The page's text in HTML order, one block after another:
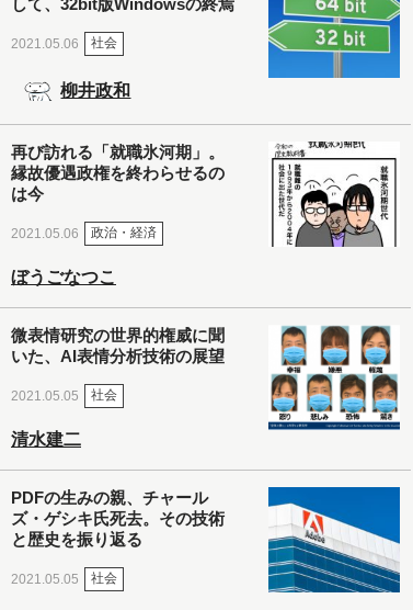
2021.05.06 社会
柳井政和
再び訪れる「就職氷河期」。
縁故優遇政権を終わらせるの
は今
2021.05.06 政治・経済
ぼうごなつこ
微表情研究の世界的権威に聞
いた、AI表情分析技術の展望
2021.05.05 社会
清水建二
PDFの生みの親、チャール
ズ・ゲシキ氏死去。その技術
と歴史を振り返る
2021.05.05 社会